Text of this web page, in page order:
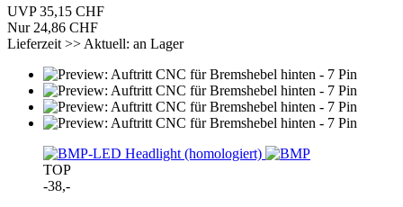
UVP 35,15 CHF
Nur 24,86 CHF
Lieferzeit >> Aktuell: an Lager
TOP
-38,-